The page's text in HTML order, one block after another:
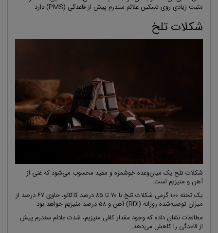
مثبت زیادی روی تسکین علائم سندرم پیش از قاعدگی (PMS) دارد.
شکلات تلخ
شکلات تلخ یک میان‌وعده خوشمزه و مفید محسوب می‌شود که غنی از
آهن و منیزیم است.
یک تخته ۱۰۰ گرمی شکلات تلخ با ۷۰ تا ۸۵ درصد کاکائو، حاوی ۶۷ درصد از
میزان توصیه‌شده روزانه (RDI) آهن و ۵۸ درصد منیزیم خواهد بود.
مطالعات نشان داده که وجود مقدار کافی منیزیم، شدت علائم سندرم پیش
از قاعدگی را کاهش می‌دهد.